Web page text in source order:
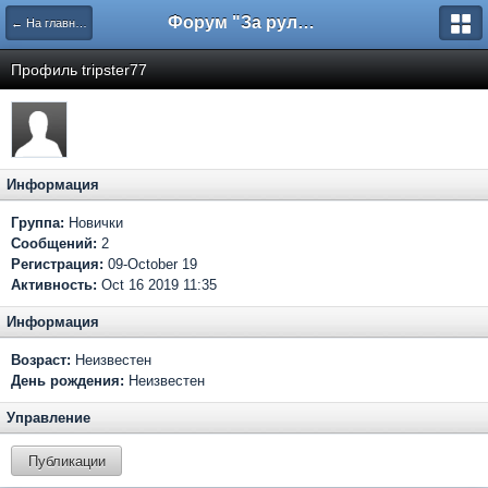
← На главную Форум "За рулем"
Профиль tripster77
Информация
Группа: Новички
Сообщений: 2
Регистрация: 09-October 19
Активность: Oct 16 2019 11:35
Информация
Возраст: Неизвестен
День рождения: Неизвестен
Управление
Публикации